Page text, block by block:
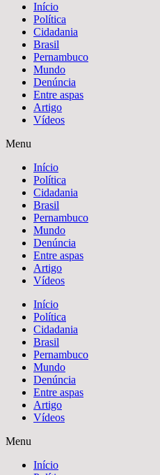
Início
Política
Cidadania
Brasil
Pernambuco
Mundo
Denúncia
Entre aspas
Artigo
Vídeos
Menu
Início
Política
Cidadania
Brasil
Pernambuco
Mundo
Denúncia
Entre aspas
Artigo
Vídeos
Início
Política
Cidadania
Brasil
Pernambuco
Mundo
Denúncia
Entre aspas
Artigo
Vídeos
Menu
Início